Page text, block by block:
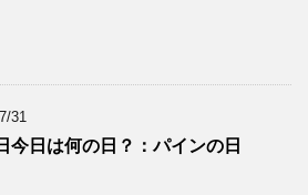
31
今日は何の日？：パインの日